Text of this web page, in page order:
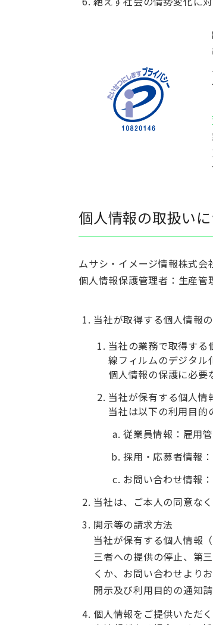
個人情報の取扱い
ムサシ・イメージ情報株式会
個人情報保護管理者：生産
当社が取得する個人情報
当社の業務で取得する
線フィルムのデジタル
個人情報の保護に必要
当社が保有する個人情
当社は以下の利用目的
従業員情報：雇用
採用・応募者情報
お問い合わせ情報
当社は、ご本人の同意な
開示等の請求方法
当社が保有する個人情報
三者への提供の停止、第
くか、お問い合わせよりお
開示及び利用目的の通知
個人情報をご提供いただ